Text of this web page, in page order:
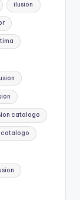
ilusion
catalogo
catalogo